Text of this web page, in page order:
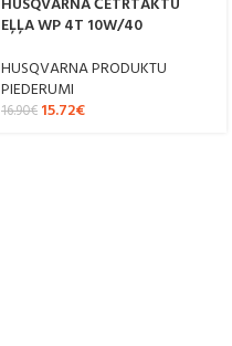
EĻĻA WP 4T 10W/40
HUSQVARNA PRODUKTU
PIEDERUMI
16.90€ 15.72€